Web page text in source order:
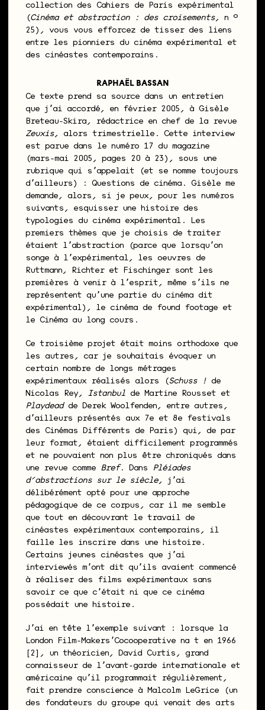
collection des Cahiers de Paris expérimental
(Cinéma et abstraction : des croisements, n °
25), vous vous efforcez de tisser des liens
entre les pionniers du cinéma expérimental et
des cinéastes contemporains.
RAPHAËL BASSAN
Ce texte prend sa source dans un entretien
que jʼai accordé, en février 2005, à Gisèle
Breteau-Skira, rédactrice en chef de la revue
Zeuxis, alors trimestrielle. Cette interview
est parue dans le numéro 17 du magazine
(mars-mai 2005, pages 20 à 23), sous une
rubrique qui sʼappelait (et se nomme toujours
dʼailleurs) : Questions de cinéma. Gisèle me
demande, alors, si je peux, pour les numéros
suivants, esquisser une histoire des
typologies du cinéma expérimental. Les
premiers thèmes que je choisis de traiter
étaient lʼabstraction (parce que lorsquʼon
songe à lʼexpérimental, les oeuvres de
Ruttmann, Richter et Fischinger sont les
premières à venir à lʼesprit, même sʼils ne
représentent quʼune partie du cinéma dit
expérimental), le cinéma de found footage et
le Cinéma au long cours.
Ce troisième projet était moins orthodoxe que
les autres, car je souhaitais évoquer un
certain nombre de longs métrages
expérimentaux réalisés alors (Schuss !de
Nicolas Rey, Istanbulde Martine Rousset et
Playdeadde Derek Woolfenden, entre autres,
dʼailleurs présentés aux 7e et 8e festivals
des Cinémas Différents de Paris) qui, de par
leur format, étaient difficilement programmés
et ne pouvaient non plus être chroniqués dans
une revue comme Bref. Dans Pléiades
d’abstractions sur le siècle, jʼai
délibérément opté pour une approche
pédagogique de ce corpus, car il me semble
que tout en découvrant le travail de
cinéastes expérimentaux contemporains, il
faille les inscrire dans une histoire.
Certains jeunes cinéastes que jʼai
interviewés mʼont dit quʼils avaient commencé
à réaliser des films expérimentaux sans
savoir ce que cʼétait ni que ce cinéma
possédait une histoire.
Jʼai en tête lʼexemple suivant : lorsque la
London Film-MakersʼCocooperative naît en 1966
[2], un théoricien, David Curtis, grand
connaisseur de lʼavant-garde internationale et
américaine quʼil programmait régulièrement,
fait prendre conscience à Malcolm LeGrice (un
des fondateurs du groupe qui venait des arts